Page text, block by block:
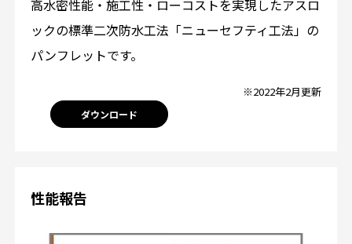
高水密性能・施工性・ローコストを実現したアスロ
ックの標準二次防水工法「ニューセフティ工法」の
パンフレットです。
※2022年2月更新
ダウンロード
性能報告